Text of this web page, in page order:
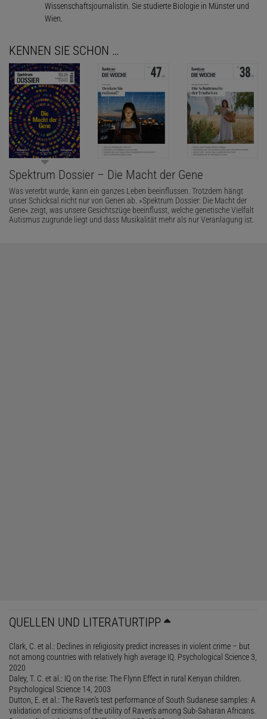
Wissenschaftsjournalistin. Sie studierte Biologie in Münster und
Wien.
KENNEN SIE SCHON …
Spektrum Dossier – Die Macht der Gene
Was vererbt wurde, kann ein ganzes Leben beeinflussen. Trotzdem hängt
unser Schicksal nicht nur von Genen ab. »Spektrum Dossier: Die Macht der
Gene« zeigt, was unsere Gesichtszüge beeinflusst, welche genetische Vielfalt
Autismus zugrunde liegt und dass Musikalität mehr als nur Veranlagung ist.
QUELLEN UND LITERATURTIPP
Clark, C. et al.: Declines in religiosity predict increases in violent crime – but
not among countries with relatively high average IQ. Psychological Science 3,
2020
Daley, T. C. et al.: IQ on the rise: The Flynn Effect in rural Kenyan children.
Psychological Science 14, 2003
Dutton, E. et al.: The Raven’s test performance of South Sudanese samples: A
validation of criticisms of the utility of Raven’s among Sub-Saharan Africans.